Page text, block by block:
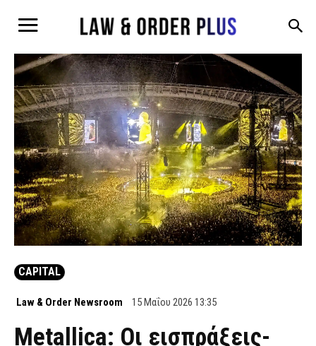
CAPITAL
Law & Order Newsroom 15 Μαΐου 2026 13:35
Metallica: Οι εισπράξεις-